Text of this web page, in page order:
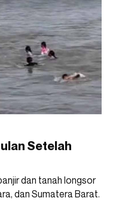
Setelah
dan tanah longsor
dan Sumatera Barat.